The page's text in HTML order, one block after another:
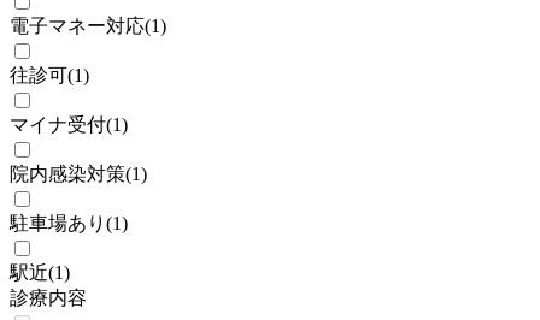
電子マネー対応(1)
往診可(1)
マイナ受付(1)
院内感染対策(1)
駐車場あり (1)
駅近(1)
診療内容